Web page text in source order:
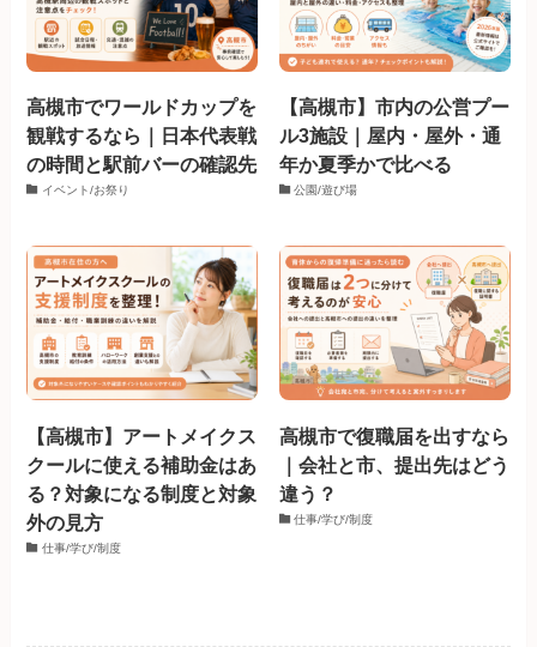
高槻市でワールドカップを
観戦するなら｜日本代表戦
の時間と駅前バーの確認先
イベント/お祭り
【高槻市】市内の公営プー
ル3施設｜屋内・屋外・通
年か夏季かで比べる
公園/遊び場
【高槻市】アートメイクス
クールに使える補助金はあ
る？対象になる制度と対象
外の見方
仕事/学び/制度
高槻市で復職届を出すなら
｜会社と市、提出先はどう
違う？
仕事/学び/制度